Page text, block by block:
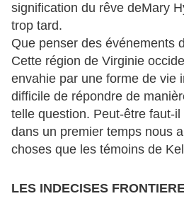
signification du rêve deMary
trop tard.
Que penser des événements
Cette région de Virginie
envahie par une forme de vie
difficile de répondre de
telle question. Peut-être faut-
dans un premier temps nous
choses que les témoins de
LES INDECISES